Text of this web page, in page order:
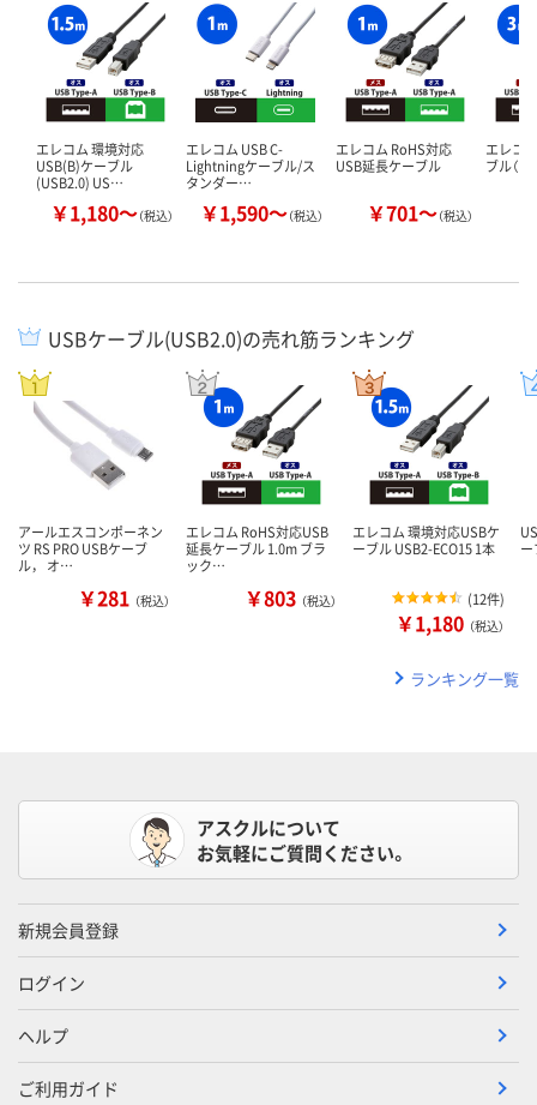
エレコム 環境対応
USB(B)ケーブル
(USB2.0) US…
￥1,180～（税込）
エレコム USB C-
Lightningケーブル/ス
タンダー…
￥1,590～（税込）
エレコム RoHS対応
USB延長ケーブル
￥701～（税込）
エレコ
ブル（
USBケーブル(USB2.0)の売れ筋ランキング
アールエスコンポーネン
ツ RS PRO USBケーブ
ル， オ…
￥281 （税込）
エレコム RoHS対応USB
延長ケーブル 1.0m ブラ
ック…
￥803 （税込）
エレコム 環境対応USBケ
ーブル USB2-ECO15 1本
(12件)
￥1,180 （税込）
ランキング一覧
アスクルについて
お気軽にご質問ください。
新規会員登録
ログイン
ヘルプ
ご利用ガイド